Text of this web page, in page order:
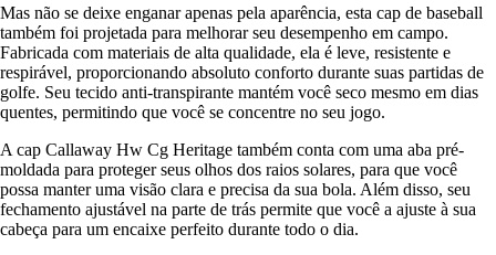
Mas não se deixe enganar apenas pela aparência, esta cap de baseball
também foi projetada para melhorar seu desempenho em campo.
Fabricada com materiais de alta qualidade, ela é leve, resistente e
respirável, proporcionando absoluto conforto durante suas partidas de
golfe. Seu tecido anti-transpirante mantém você seco mesmo em dias
quentes, permitindo que você se concentre no seu jogo.
A cap Callaway Hw Cg Heritage também conta com uma aba pré-
moldada para proteger seus olhos dos raios solares, para que você
possa manter uma visão clara e precisa da sua bola. Além disso, seu
fechamento ajustável na parte de trás permite que você a ajuste à sua
cabeça para um encaixe perfeito durante todo o dia.